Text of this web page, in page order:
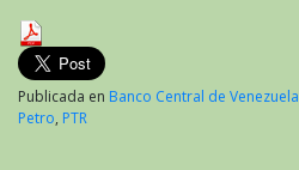
Publicada en Banco Central de Venezuela
Petro, PTR